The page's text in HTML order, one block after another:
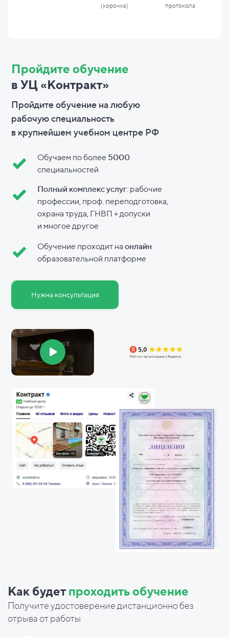
(корочка)
протокола
Пройдите обучение
в УЦ «Контракт»
Нужна консультация
Пройдите обучение на любую
рабочую специальность
в крупнейшем учебном центре РФ
Обучаем по более 5000
специальностей
Обучение проходит наонлайн
образовательной платформе
Полный комплекс услуг: рабочие
профессии, проф. переподготовка,
охрана труда, ГНВП + допуски
и многое другое
Как будет проходить обучение
Получите удостоверение дистанционно без
отрыва от работы